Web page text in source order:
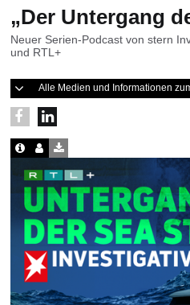
„Der Untergang
Neuer Serien-Podcast von stern
und RTL+
Alle Medien und Informationen